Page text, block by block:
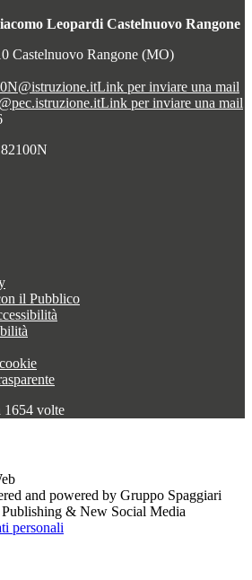
Leopardi Castelnuovo Rangone
Castelnuovo Rangone (MO)
Link per inviare una mail
Link per inviare una mail
il Pubblico
1654 volte
and powered by Gruppo Spaggiari
& New Social Media
personali